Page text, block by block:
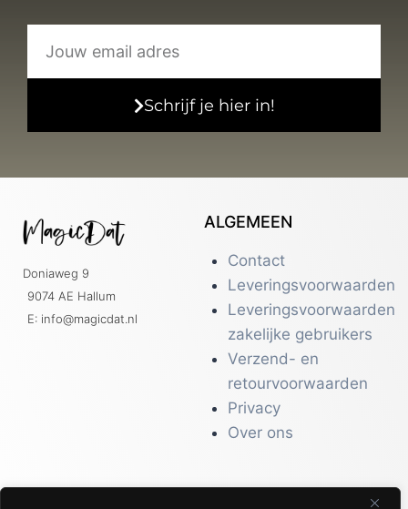
Schrijf je hier in!
Doniaweg 9
9074 AE Hallum
E: info@magicdat.nl
ALGEMEEN
Contact
Leveringsvoorwaarden
Leveringsvoorwaarden
zakelijke gebruikers
Verzend- en
retourvoorwaarden
Privacy
Over ons